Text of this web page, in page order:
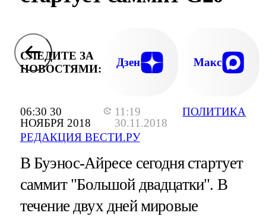
06:30 30
НОЯБРЯ 2018
11:19
30.11.2018
РЕДАКЦИЯ ВЕСТИ.РУ
ПОЛИТИКА
СЛЕДИТЕ ЗА
НОВОСТЯМИ:
Дзен Макс
В Буэнос-Айресе сегодня стартует
саммит "Большой двадцатки". В
течение двух дней мировые